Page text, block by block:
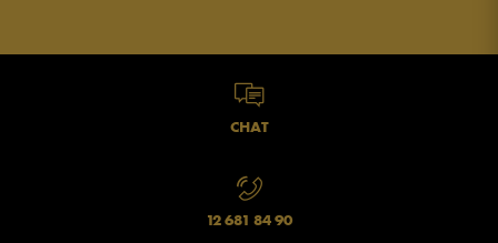
CHAT
12 681 84 90